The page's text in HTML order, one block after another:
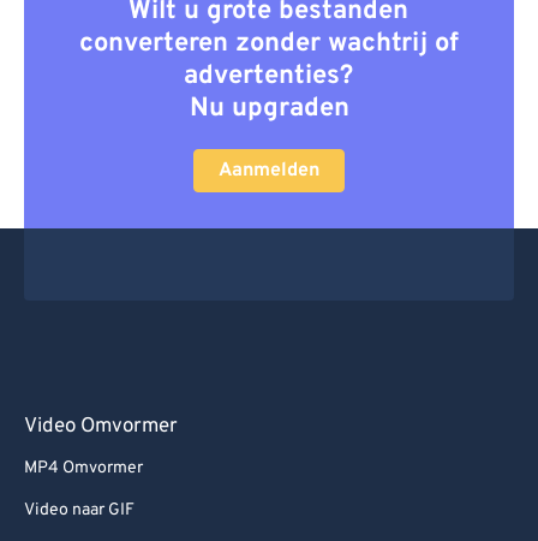
Wilt u grote bestanden
converteren zonder wachtrij of
advertenties?
Nu upgraden
Aanmelden
Video Omvormer
MP4 Omvormer
Video naar GIF